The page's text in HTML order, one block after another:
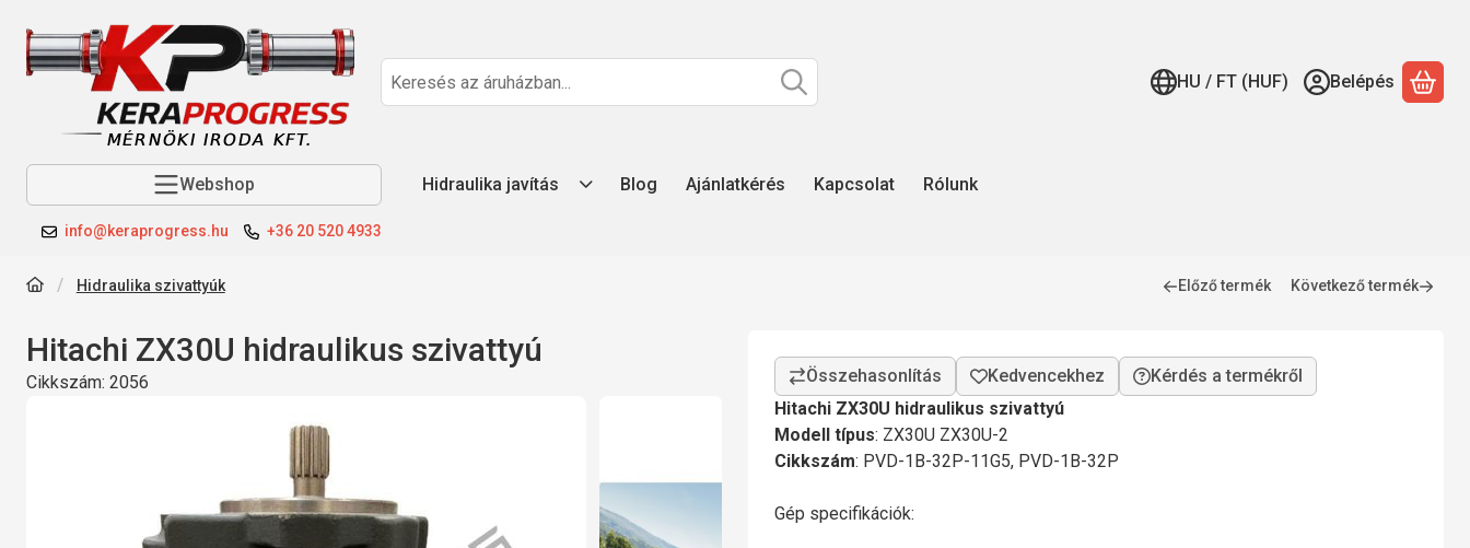
HU / FT (HUF) Belépés A
Webshop Hidraulika javítás Blog Ajánlatkérés Kapcsolat Rólunk
info@keraprogress.hu +36 20 520 4933
Hidraulika szivattyúk Előző termék Következő termék
Hitachi ZX30U hidraulikus szivattyú
Cikkszám: 2056
Kérdés a termékről
Hitachi ZX30U hidraulikus szivattyú
Modell típus: ZX30U ZX30U-2
Cikkszám: PVD-1B-32P-11G5, PVD-1B-32P
Gép specifikációk: